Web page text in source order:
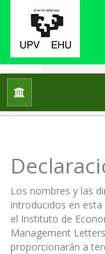
Inicio
Los nombres y las
introducidos en
el Instituto de
Management
proporcionarán a